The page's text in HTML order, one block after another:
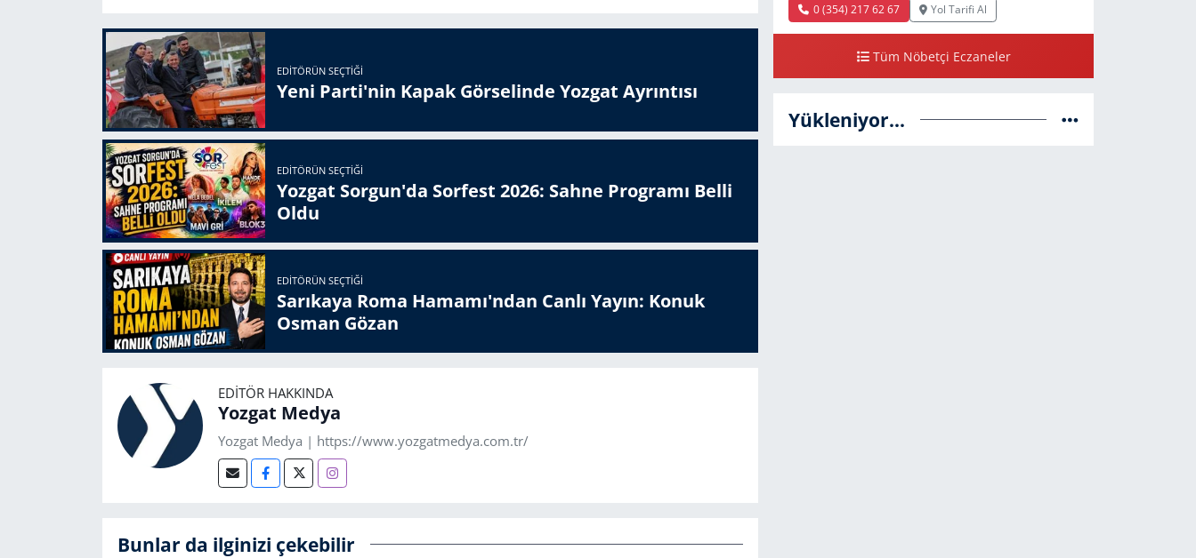
EDITÖRÜN SEÇTIĞI
Yeni Parti'nin Kapak Görselinde Yozgat Ayrıntısı
EDITÖRÜN SEÇTIĞI
Yozgat Sorgun'da Sorfest 2026: Sahne Programı Belli
Oldu
EDITÖRÜN SEÇTIĞI
Sarıkaya Roma Hamamı'ndan Canlı Yayın: Konuk
Osman Gözan
EDITÖR HAKKINDA
Yozgat Medya
Yozgat Medya | https://www.yozgatmedya.com.tr/
Bunlar da ilginizi çekebilir
0 (354) 217 62 67 Yol Tarifi Al
Tüm Nöbetçi Eczaneler
Yükleniyor...